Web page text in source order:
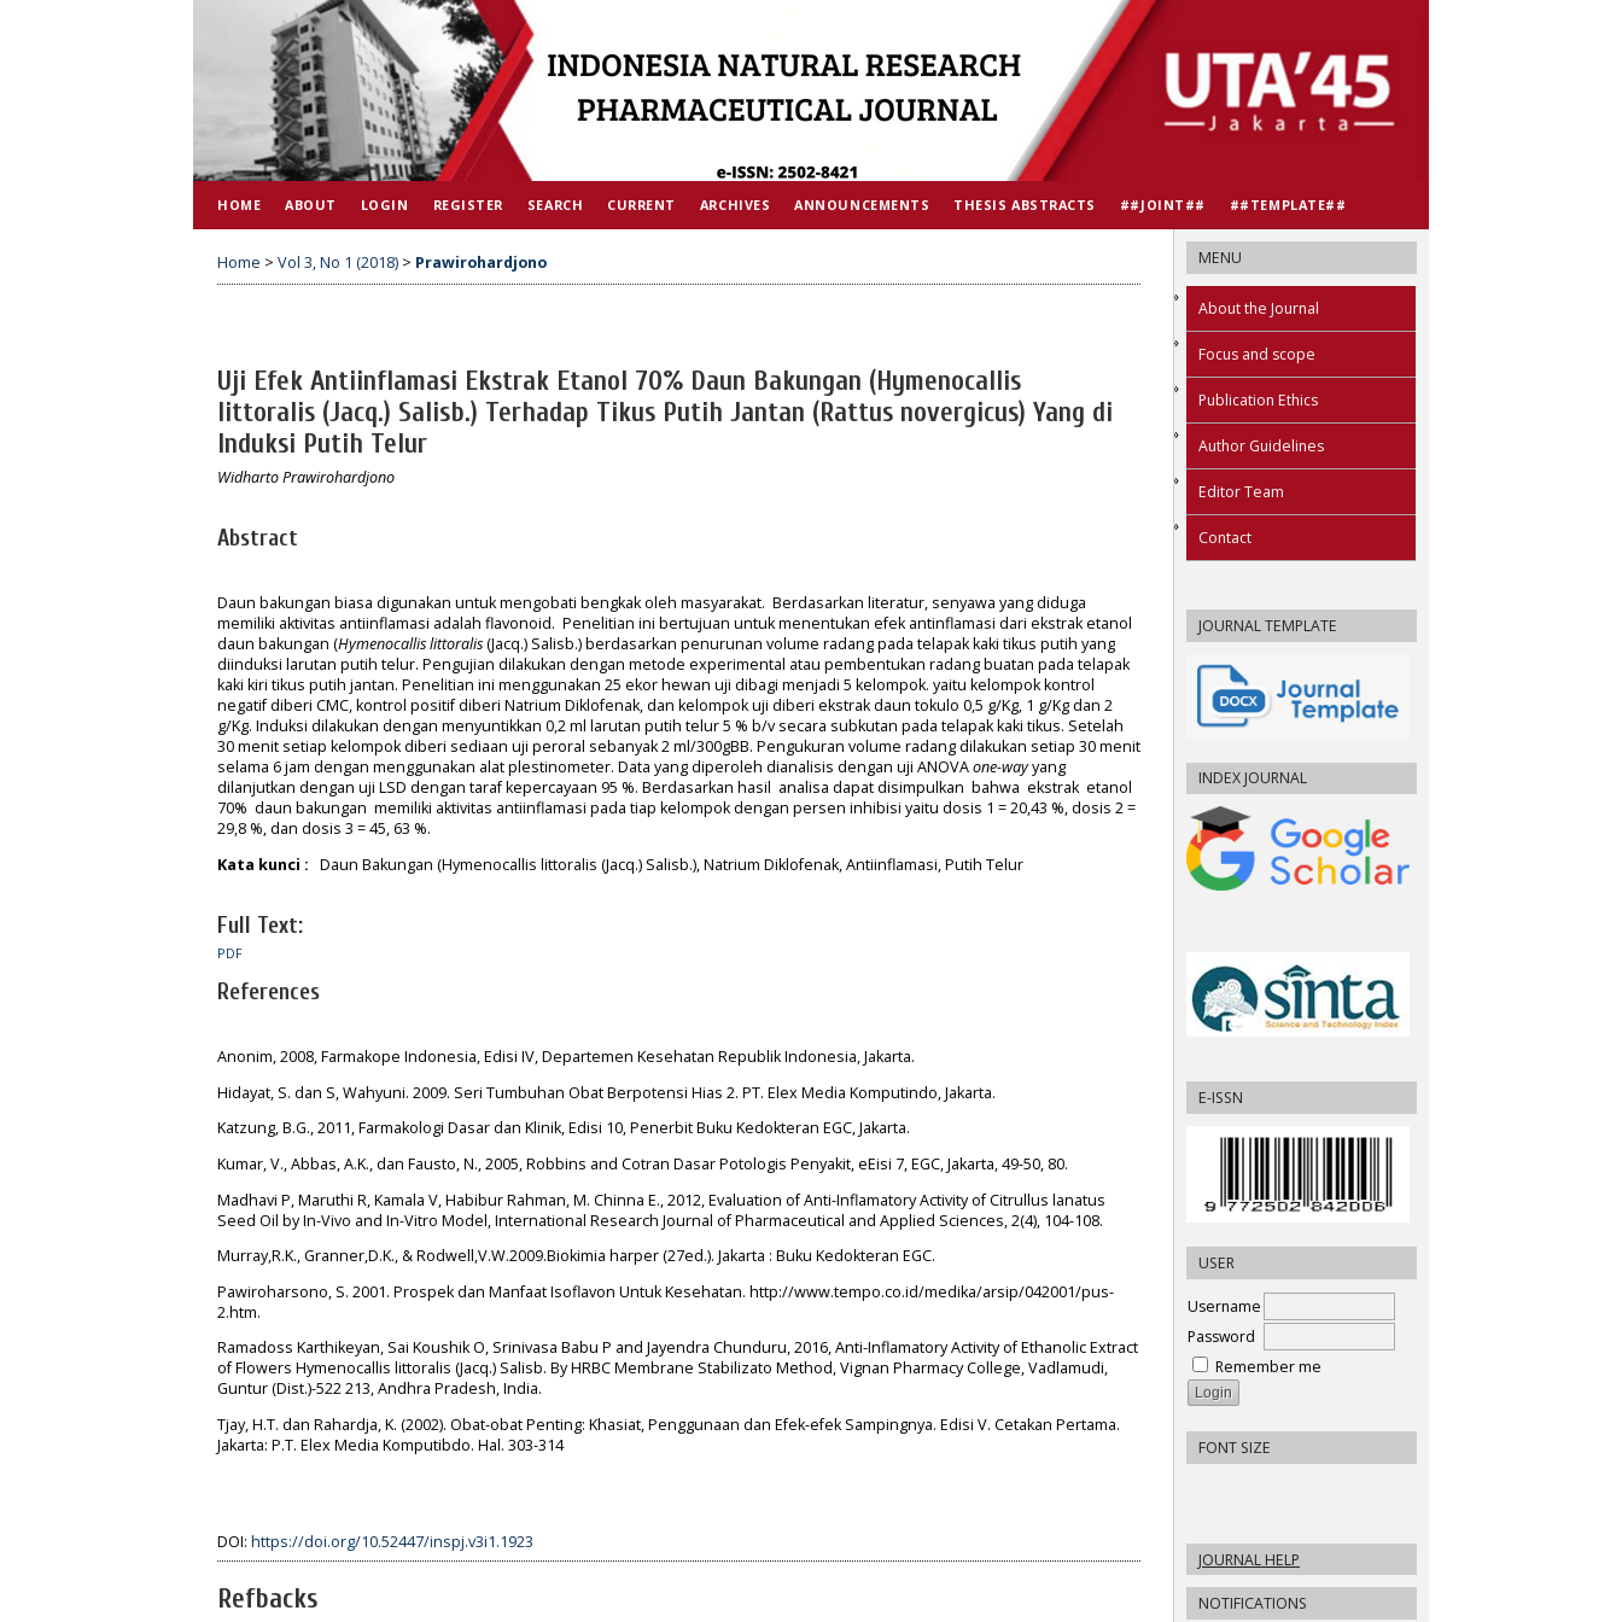
MENU
About the Journal
Focus and scope
Publication Ethics
Author Guidelines
Editor Team
Contact
JOURNAL TEMPLATE
INDEX JOURNAL
E-ISSN
USER
Username
Password
Remember me
FONT SIZE
JOURNAL HELP
NOTIFICATIONS
HOME ABOUT LOGIN REGISTER SEARCH CURRENT ARCHIVES ANNOUNCEMENTS THESIS ABSTRACTS ##JOINT## ##TEMPLATE##
Home > Vol 3, No 1 (2018) > Prawirohardjono
Uji Efek Antiinflamasi Ekstrak Etanol 70% Daun Bakungan (Hymenocallis
littoralis (Jacq.) Salisb.) Terhadap Tikus Putih Jantan (Rattus novergicus) Yang di
Induksi Putih Telur
Widharto Prawirohardjono
Abstract
Daun bakungan biasa digunakan untuk mengobati bengkak oleh masyarakat. Berdasarkan literatur, senyawa yang diduga
memiliki aktivitas antiinflamasi adalah flavonoid. Penelitian ini bertujuan untuk menentukan efek antinflamasi dari ekstrak etanol
daun bakungan (Hymenocallis littoralis(Jacq.) Salisb.) berdasarkan penurunan volume radang pada telapak kaki tikus putih yang
diinduksi larutan putih telur. Pengujian dilakukan dengan metode experimental atau pembentukan radang buatan pada telapak
kaki kiri tikus putih jantan. Penelitian ini menggunakan 25 ekor hewan uji dibagi menjadi 5 kelompok. yaitu kelompok kontrol
negatif diberi CMC, kontrol positif diberi Natrium Diklofenak, dan kelompok uji diberi ekstrak daun tokulo 0,5 g/Kg, 1 g/Kg dan 2
g/Kg. Induksi dilakukan dengan menyuntikkan 0,2 ml larutan putih telur 5 % b/v secara subkutan pada telapak kaki tikus. Setelah
30 menit setiap kelompok diberi sediaan uji peroral sebanyak 2 ml/300gBB. Pengukuran volume radang dilakukan setiap 30 menit
selama 6 jam dengan menggunakan alat plestinometer. Data yang diperoleh dianalisis dengan uji ANOVAone-wayyang
dilanjutkan dengan uji LSD dengan taraf kepercayaan 95 %. Berdasarkan hasil analisa dapat disimpulkan bahwa ekstrak etanol
70% daun bakungan memiliki aktivitas antiinflamasi pada tiap kelompok dengan persen inhibisi yaitu dosis 1 = 20,43 %, dosis 2 =
29,8 %, dan dosis 3 = 45, 63 %.
Kata kunci : Daun Bakungan (Hymenocallis littoralis (Jacq.) Salisb.), Natrium Diklofenak, Antiinflamasi, Putih Telur
Full Text:
PDF
References
Anonim, 2008, Farmakope Indonesia, Edisi IV, Departemen Kesehatan Republik Indonesia, Jakarta.
Hidayat, S. dan S, Wahyuni. 2009. Seri Tumbuhan Obat Berpotensi Hias 2. PT. Elex Media Komputindo, Jakarta.
Katzung, B.G., 2011, Farmakologi Dasar dan Klinik, Edisi 10, Penerbit Buku Kedokteran EGC, Jakarta.
Kumar, V., Abbas, A.K., dan Fausto, N., 2005, Robbins and Cotran Dasar Potologis Penyakit, eEisi 7, EGC, Jakarta, 49-50, 80.
Madhavi P, Maruthi R, Kamala V, Habibur Rahman, M. Chinna E., 2012, Evaluation of Anti-Inflamatory Activity of Citrullus lanatus
Seed Oil by In-Vivo and In-Vitro Model, International Research Journal of Pharmaceutical and Applied Sciences, 2(4), 104-108.
Murray,R.K., Granner,D.K., & Rodwell,V.W.2009.Biokimia harper (27ed.). Jakarta : Buku Kedokteran EGC.
Pawiroharsono, S. 2001. Prospek dan Manfaat Isoflavon Untuk Kesehatan. http://www.tempo.co.id/medika/arsip/042001/pus-
2.htm.
Ramadoss Karthikeyan, Sai Koushik O, Srinivasa Babu P and Jayendra Chunduru, 2016, Anti-Inflamatory Activity of Ethanolic Extract
of Flowers Hymenocallis littoralis (Jacq.) Salisb. By HRBC Membrane Stabilizato Method, Vignan Pharmacy College, Vadlamudi,
Guntur (Dist.)-522 213, Andhra Pradesh, India.
Tjay, H.T. dan Rahardja, K. (2002). Obat-obat Penting: Khasiat, Penggunaan dan Efek-efek Sampingnya. Edisi V. Cetakan Pertama.
Jakarta: P.T. Elex Media Komputibdo. Hal. 303-314
DOI: https://doi.org/10.52447/inspj.v3i1.1923
Refbacks